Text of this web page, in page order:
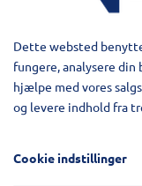
Les mer om
Dette websted
fungere, analysere
hjælpe med vores
og levere indhold fra
Cookie indstillinger